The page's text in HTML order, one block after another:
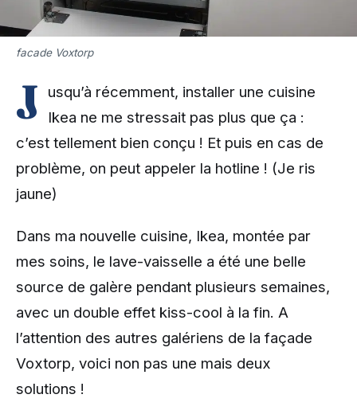
facade Voxtorp
J
usqu’à récemment, installer une cuisine
Ikea ne me stressait pas plus que ça :
c’est tellement bien conçu ! Et puis en cas de
problème, on peut appeler la hotline ! (Je ris
jaune)
Dans ma nouvelle cuisine, Ikea, montée par
mes soins, le lave-vaisselle a été une belle
source de galère pendant plusieurs semaines,
avec un double effet kiss-cool à la fin. A
l’attention des autres galériens de la façade
Voxtorp, voici non pas une mais deux
solutions !